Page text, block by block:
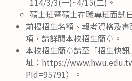
114/3/3(一)~4/15(二)。
碩士班暨碩士在職專班面試
前揭招生名額、報考資格及
項，請詳閱本校招生簡章。
本校招生簡章請至「招生快
址：https://
PId=95791）。